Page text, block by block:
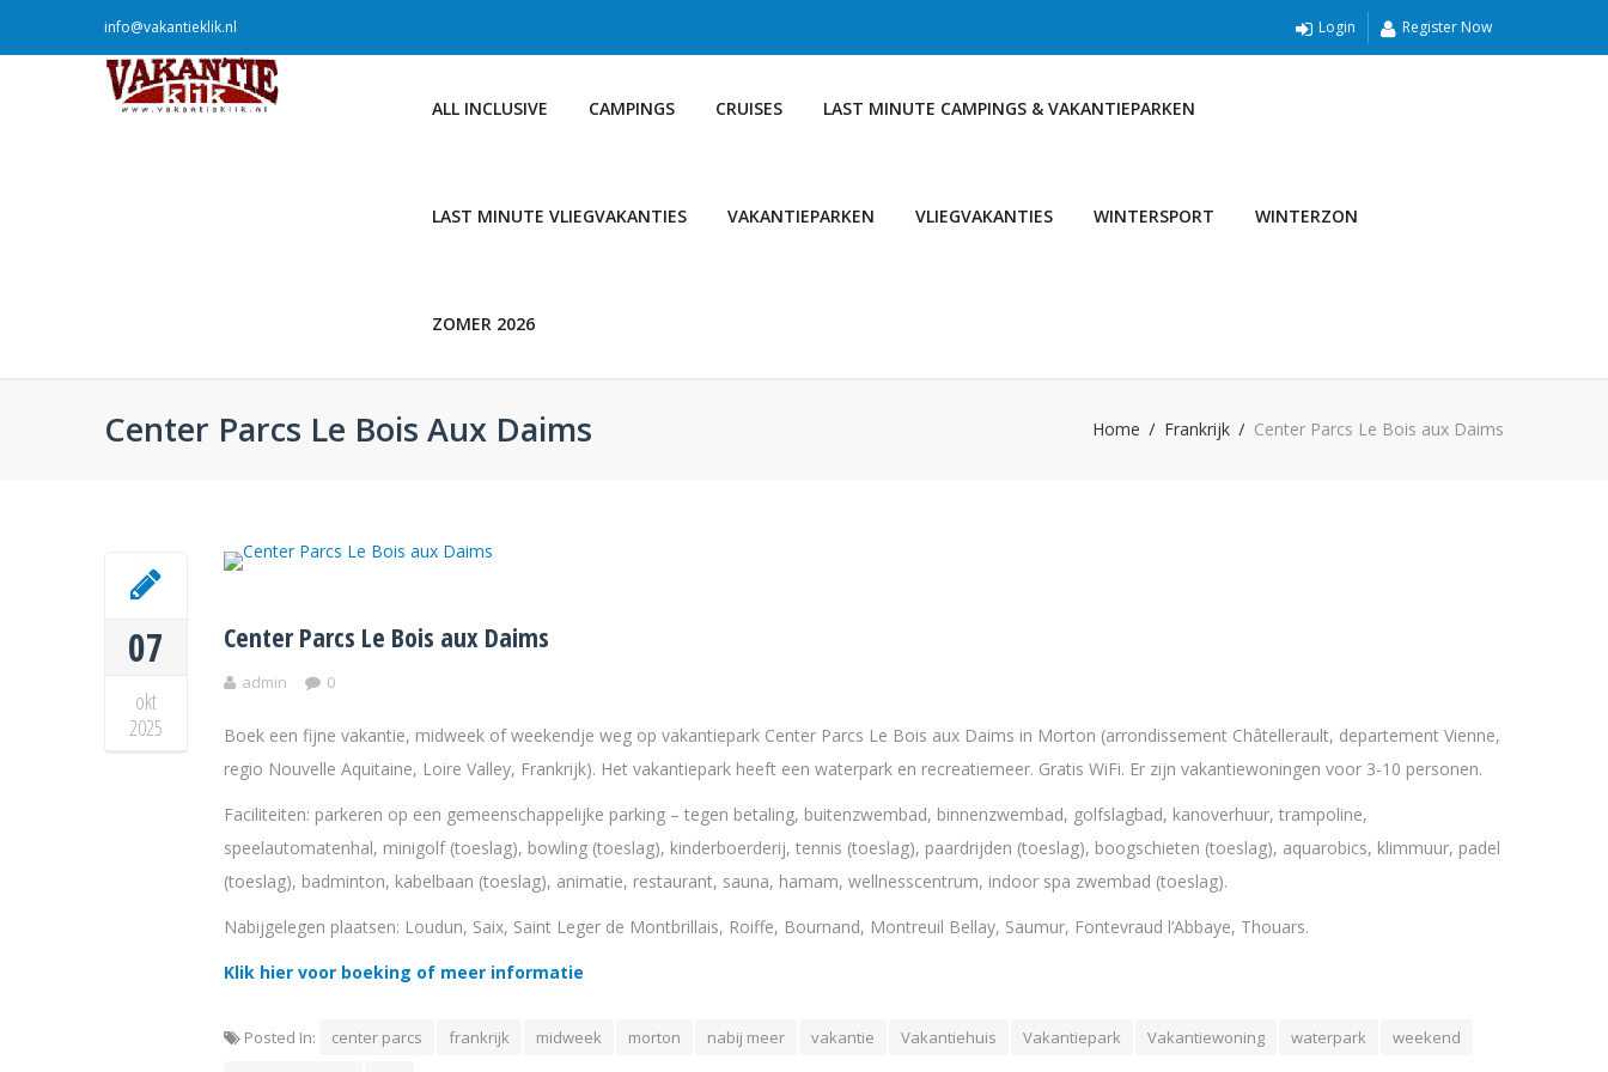
info@vakantieklik.nl Login Register Now
ALL INCLUSIVE CAMPINGS CRUISES LAST MINUTE CAMPINGS & VAKANTIEPARKEN
LAST MINUTE VLIEGVAKANTIES VAKANTIEPARKEN VLIEGVAKANTIES WINTERSPORT WINTERZON
ZOMER 2026
Center Parcs Le Bois Aux Daims Home Frankrijk Center Parcs Le Bois aux Daims
07
okt
2025
Center Parcs Le Bois aux Daims
admin 0
Boek een fijne vakantie, midweek of weekendje weg op vakantiepark Center Parcs Le Bois aux Daims in Morton (arrondissement Châtellerault, departement Vienne,
regio Nouvelle Aquitaine, Loire Valley, Frankrijk). Het vakantiepark heeft een waterpark en recreatiemeer. Gratis WiFi. Er zijn vakantiewoningen voor 3-10 personen.
Faciliteiten: parkeren op een gemeenschappelijke parking – tegen betaling, buitenzwembad, binnenzwembad, golfslagbad, kanoverhuur, trampoline,
speelautomatenhal, minigolf (toeslag), bowling (toeslag), kinderboerderij, tennis (toeslag), paardrijden (toeslag), boogschieten (toeslag), aquarobics, klimmuur, padel
(toeslag), badminton, kabelbaan (toeslag), animatie, restaurant, sauna, hamam, wellnesscentrum, indoor spa zwembad (toeslag).
Nabijgelegen plaatsen: Loudun, Saix, Saint Leger de Montbrillais, Roiffe, Bournand, Montreuil Bellay, Saumur, Fontevraud l’Abbaye, Thouars.
Klik hier voor boeking of meer informatie
Posted In: center parcs frankrijk midweek morton nabij meer vakantie Vakantiehuis Vakantiepark Vakantiewoning waterpark
weekend